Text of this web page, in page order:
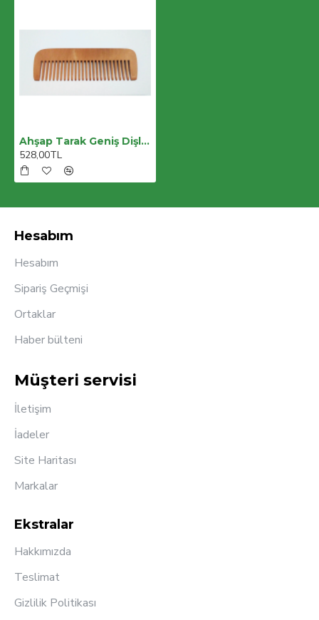
Ahşap Tarak Geniş Dişli 12li Paket
528,00TL
Hesabım
Hesabım
Sipariş Geçmişi
Ortaklar
Haber bülteni
Müşteri servisi
İletişim
İadeler
Site Haritası
Markalar
Ekstralar
Hakkımızda
Teslimat
Gizlilik Politikası